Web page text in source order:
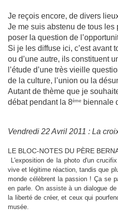
Je reçois encore, de divers
Je me suis abstenu de tous
poser la question de
Si je les diffuse ici, c’est avant
ou d’une autre, ils constituent
l’étude d’une très vieille
de la culture, l’union ou la
Autant de thème que je
débat pendant la 8ème biennale
Vendredi 22 Avril 2011 : La
LE BLOC-NOTES DU PÈRE
L'exposition de la photo d'un
vive et légitime réaction, tandis que
monde célèbrent la passion ! Ça se
en parle. On assiste à un dialogue
la liberté de créer, et ceux qui
musée.